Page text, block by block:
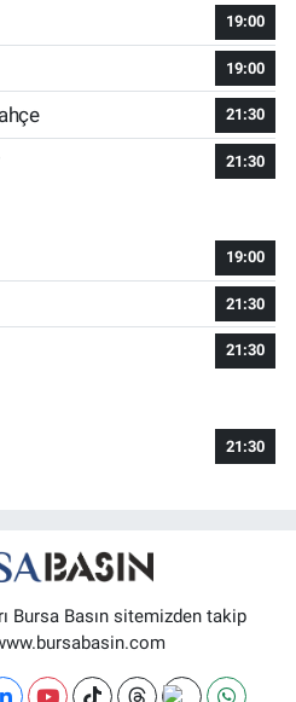
19:00
19:00
21:30
21:30
19:00
21:30
21:30
21:30
Bursa Basın sitemizden takip